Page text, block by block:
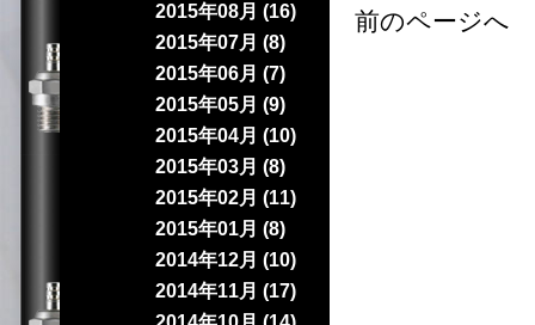
前のページへ
2015年08月 (16)
2015年07月 (8)
2015年06月 (7)
2015年05月 (9)
2015年04月 (10)
2015年03月 (8)
2015年02月 (11)
2015年01月 (8)
2014年12月 (10)
2014年11月 (17)